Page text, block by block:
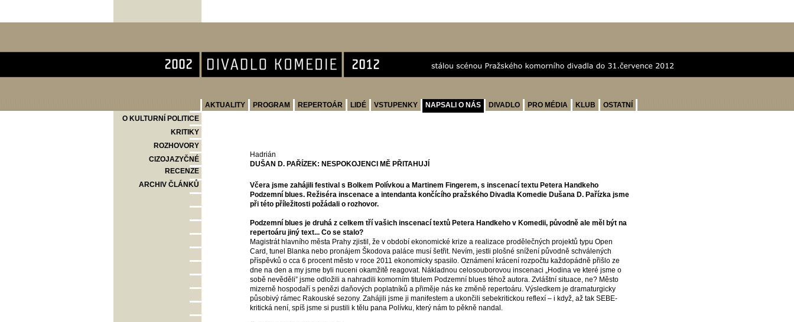
AKTUALITY PROGRAM REPERTOÁR LIDÉ VSTUPENKY NAPSALI O NÁS DIVADLO PRO MÉDIA KLUB
OSTATNÍ
O KULTURNÍ POLITICE
KRITIKY
ROZHOVORY
CIZOJAZYČNÉ
RECENZE
ARCHIV ČLÁNKŮ
Hadrián
DUŠAN D. PAŘÍZEK: NESPOKOJENCI MĚ PŘITAHUJÍ
Včera jsme zahájili festival s Bolkem Polívkou a Martinem Fingerem, s inscenací textu Petera Handkeho
Podzemní blues. Režiséra inscenace a intendanta končícího pražského Divadla Komedie Dušana D. Pařízka jsme
při této příležitosti požádali o rozhovor.
Podzemní blues je druhá z celkem tří vašich inscenací textů Petera Handkeho v Komedii, původně ale měl být na
repertoáru jiný text... Co se stalo?
Magistrát hlavního města Prahy zjistil, že v období ekonomické krize a realizace prodělečných projektů typu Open
Card, tunel Blanka nebo pronájem Škodova paláce musí šetřit. Nevím, jestli plošné snížení původně schválených
příspěvků o cca 6 procent město v roce 2011 ekonomicky spasilo. Oznámení krácení rozpočtu každopádně přišlo ze
dne na den a my jsme byli nuceni okamžitě reagovat. Nákladnou celosouborovou inscenaci „Hodina ve které jsme o
sobě nevěděli” jsme odložili a nahradili komorním titulem Podzemní blues téhož autora. Zvláštní situace, ne? Město
mizerně hospodaří s penězi daňových poplatníků a přiměje nás ke změně repertoáru. Výsledkem je dramaturgicky
působivý rámec Rakouské sezony. Zahájili jsme ji manifestem a ukončili sebekritickou reflexí – i když, až tak SEBE-
kritická není, spíš jsme si pustili k tělu pana Polívku, který nám to pěkně nandal.